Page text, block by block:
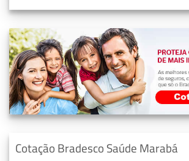
Cotação Bradesco Saúde Marabá